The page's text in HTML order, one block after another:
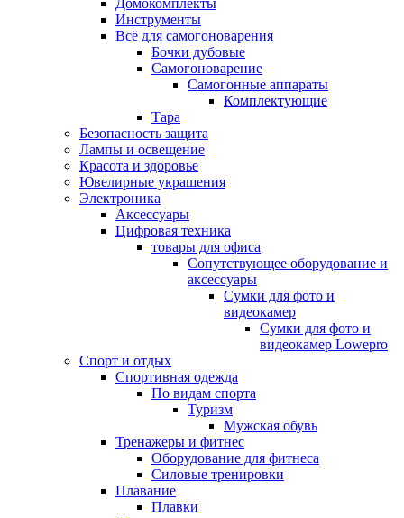
Инструменты
Всё для самогоноварения
Бочки дубовые
Самогоноварение
Самогонные аппараты
Комплектующие
Тара
Безопасность защита
Лампы и освещение
Красота и здоровье
Ювелирные украшения
Электроника
Аксессуары
Цифровая техника
товары для офиса
Сопутствующее оборудование и
аксессуары
Сумки для фото и
видеокамер
Сумки для фото и
видеокамер Lowepro
Спорт и отдых
Спортивная одежда
По видам спорта
Туризм
Мужская обувь
Тренажеры и фитнес
Оборудование для фитнеса
Силовые тренировки
Плавание
Плавки